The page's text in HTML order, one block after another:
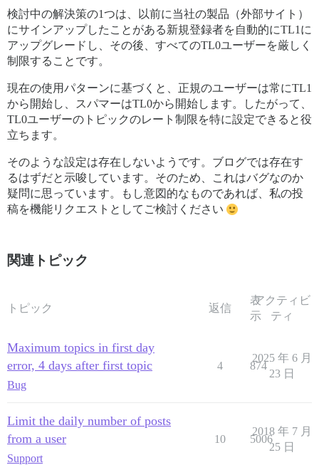
検討中の解決策の1つは、以前に当社の製品（外部サイト）
にサインアップしたことがある新規登録者を自動的にTL1に
アップグレードし、その後、すべてのTL0ユーザーを厳しく
制限することです。
現在の使用パターンに基づくと、正規のユーザーは常にTL1
から開始し、スパマーはTL0から開始します。したがって、
TL0ユーザーのトピックのレート制限を特に設定できると役
立ちます。
そのような設定は存在しないようです。ブログでは存在す
るはずだと示唆しています。そのため、これはバグなのか
疑問に思っています。もし意図的なものであれば、私の投
稿を機能リクエストとしてご検討ください
関連トピック
トピック 返信
表
示
アクティビ
ティ
Maximum topics in first day
error, 4 days after first topic
Bug
4 874
2025 年 6 月
23 日
Limit the daily number of posts
from a user
Support
10 5006
2018 年 7 月
25 日